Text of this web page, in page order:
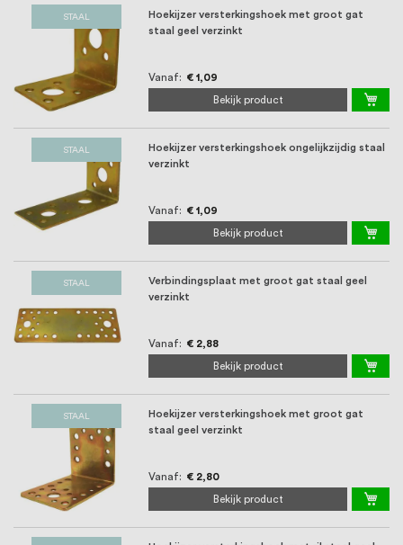
STAAL
Hoekijzer versterkingshoek met groot gat
staal geel verzinkt
Vanaf € 1,09
Bekijk product
STAAL
Hoekijzer versterkingshoek ongelijkzijdig staal
verzinkt
Vanaf € 1,09
Bekijk product
STAAL
Verbindingsplaat met groot gat staal geel
verzinkt
Vanaf € 2,88
Bekijk product
STAAL
Hoekijzer versterkingshoek met groot gat
staal geel verzinkt
Vanaf € 2,80
Bekijk product